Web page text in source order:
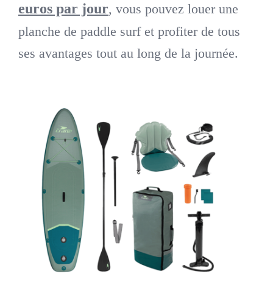
euros par jour, vous pouvez louer une
planche de paddle surf et profiter de tous
ses avantages tout au long de la journée.